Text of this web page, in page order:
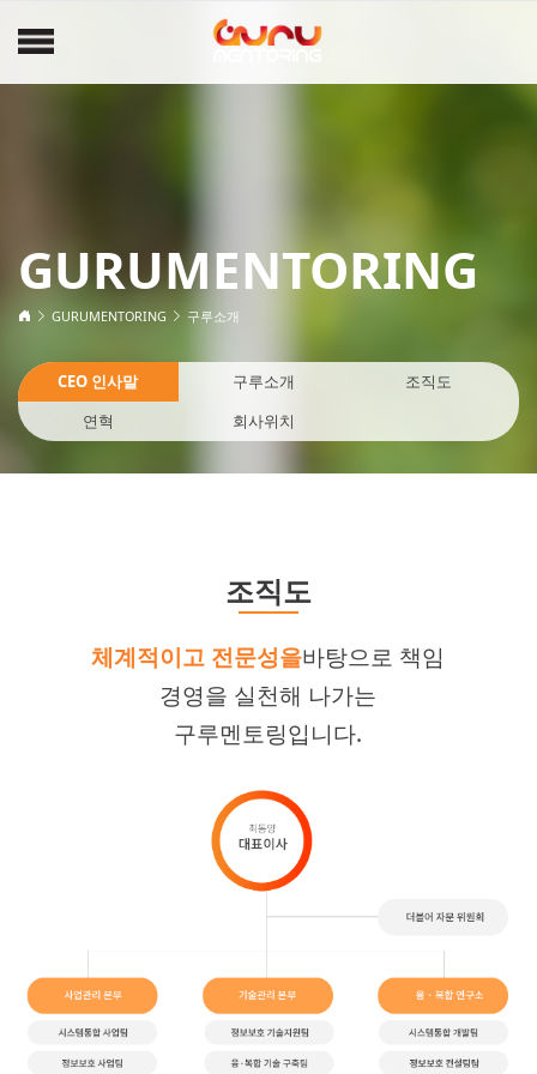
GURUMENTORING
GURUMENTORING 구루소개
CEO 인사말 구루소개
조직도
연혁
회사위치
조직도
체계적이고 전문성을바탕으로 책임
경영을 실천해 나가는
구루멘토링입니다.